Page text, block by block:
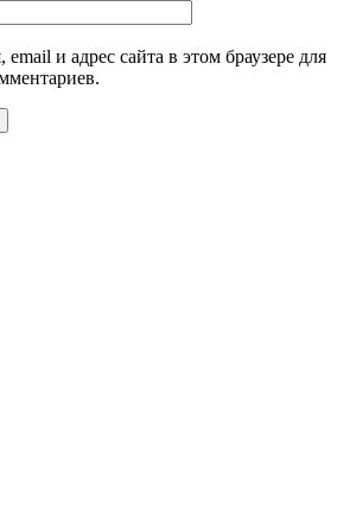
и адрес сайта в этом браузере для